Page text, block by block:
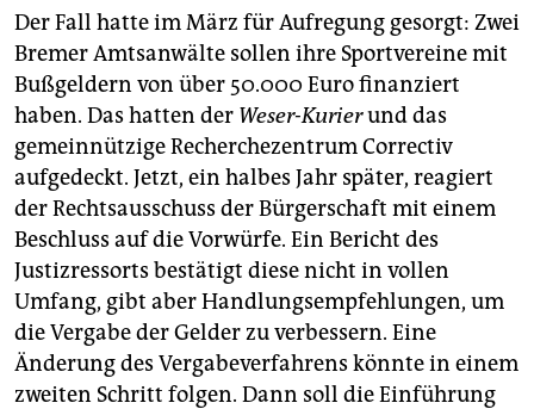
genossenschaft
epaper login
Der Fall hatte im März für Aufregung gesorgt: Zwei
Bremer Amtsanwälte sollen ihre Sportvereine mit
Bußgeldern von über 50.000 Euro finanziert
haben. Das hatten der Weser-Kurierund das
gemeinnützige Recherchezentrum Correctiv
aufgedeckt. Jetzt, ein halbes Jahr später, reagiert
der Rechtsausschuss der Bürgerschaft mit einem
Beschluss auf die Vorwürfe. Ein Bericht des
Justizressorts bestätigt diese nicht in vollen
Umfang, gibt aber Handlungsempfehlungen, um
die Vergabe der Gelder zu verbessern. Eine
Änderung des Vergabeverfahrens könnte in einem
zweiten Schritt folgen. Dann soll die Einführung